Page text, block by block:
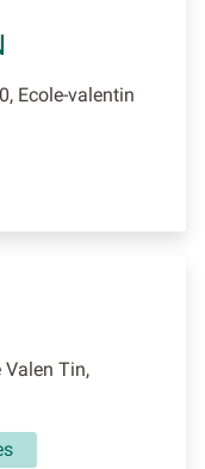
Ecole-valentin
Valen Tin,